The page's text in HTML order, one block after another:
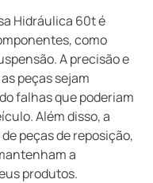
Hidráulica 60t é
como
A precisão e
peças sejam
falhas que poderiam
Além disso, a
peças de reposição,
a
produtos.